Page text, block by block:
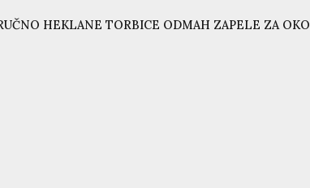
HEKLANE TORBICE ODMAH ZAPELE ZA OKO